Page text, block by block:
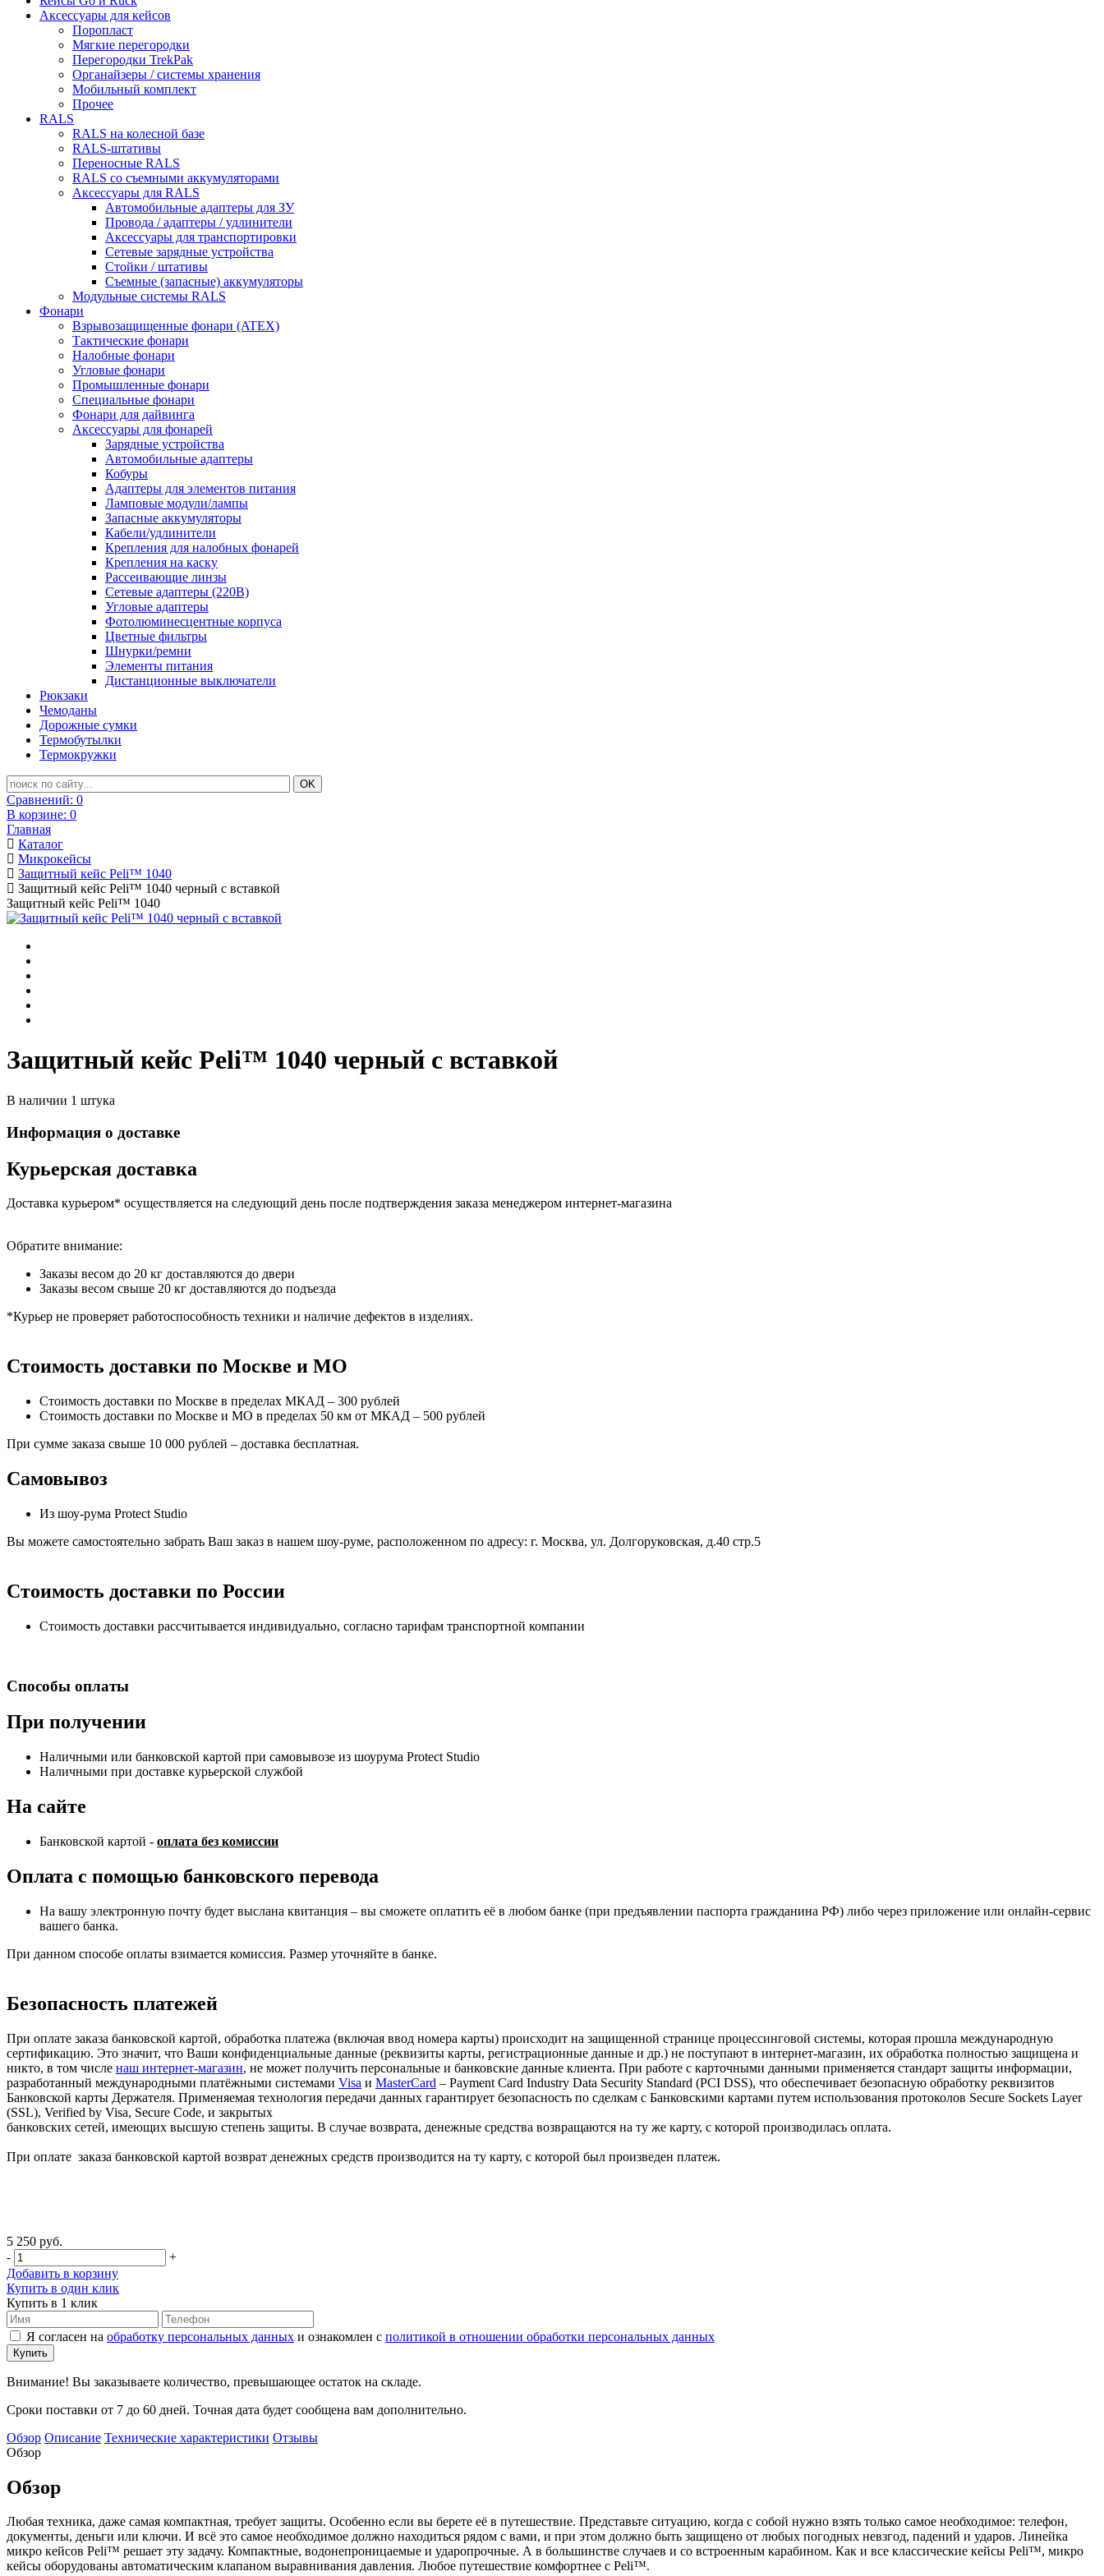
Аксессуары для кейсов
Поропласт
Мягкие перегородки
Перегородки TrekPak
Органайзеры / системы хранения
Мобильный комплект
Прочее
RALS
RALS на колесной базе
RALS-штативы
Переносные RALS
RALS со съемными аккумуляторами
Аксессуары для RALS
Автомобильные адаптеры для ЗУ
Провода / адаптеры / удлинители
Аксессуары для транспортировки
Сетевые зарядные устройства
Стойки / штативы
Съемные (запасные) аккумуляторы
Модульные системы RALS
Фонари
Взрывозащищенные фонари (ATEX)
Тактические фонари
Налобные фонари
Угловые фонари
Промышленные фонари
Специальные фонари
Фонари для дайвинга
Аксессуары для фонарей
Зарядные устройства
Автомобильные адаптеры
Кобуры
Адаптеры для элементов питания
Ламповые модули/лампы
Запасные аккумуляторы
Кабели/удлинители
Крепления для налобных фонарей
Крепления на каску
Рассеивающие линзы
Сетевые адаптеры (220В)
Угловые адаптеры
Фотолюминесцентные корпуса
Цветные фильтры
Шнурки/ремни
Элементы питания
Дистанционные выключатели
Рюкзаки
Чемоданы
Дорожные сумки
Термобутылки
Термокружки
Сравнений: 0
В корзине: 0
Главная
Каталог
Микрокейсы
Защитный кейс Peli™ 1040
Защитный кейс Peli™ 1040 черный с вставкой
Защитный кейс Peli™ 1040
Защитный кейс Peli™ 1040 черный с вставкой
В наличии 1 штука
Информация о доставке
Курьерская доставка
Доставка курьером* осуществляется на следующий день после подтверждения заказа менеджером интернет-магазина
Обратите внимание:
Заказы весом до 20 кг доставляются до двери
Заказы весом свыше 20 кг доставляются до подъезда
*Курьер не проверяет работоспособность техники и наличие дефектов в изделиях.
Стоимость доставки по Москве и МО
Стоимость доставки по Москве в пределах МКАД – 300 рублей
Стоимость доставки по Москве и МО в пределах 50 км от МКАД – 500 рублей
При сумме заказа свыше 10 000 рублей – доставка бесплатная.
Самовывоз
Из шоу-рума Protect Studio
Вы можете самостоятельно забрать Ваш заказ в нашем шоу-руме, расположенном по адресу: г. Москва, ул. Долгоруковская, д.40 стр.5
Стоимость доставки по России
Стоимость доставки рассчитывается индивидуально, согласно тарифам транспортной компании
Способы оплаты
При получении
Наличными или банковской картой при самовывозе из шоурума Protect Studio
Наличными при доставке курьерской службой
На сайте
Банковской картой - оплата без комиссии
Оплата с помощью банковского перевода
На вашу электронную почту будет выслана квитанция – вы сможете оплатить её в любом банке (при предъявлении паспорта гражданина РФ) либо через приложение или онлайн-сервис
вашего банка.
При данном способе оплаты взимается комиссия. Размер уточняйте в банке.
Безопасность платежей
При оплате заказа банковской картой, обработка платежа (включая ввод номера карты) происходит на защищенной странице процессинговой системы, которая прошла международную
сертификацию. Это значит, что Ваши конфиденциальные данные (реквизиты карты, регистрационные данные и др.) не поступают в интернет-магазин, их обработка полностью защищена и
никто, в том числе наш интернет-магазин, не может получить персональные и банковские данные клиента. При работе с карточными данными применяется стандарт защиты информации,
разработанный международными платёжными системами Visa и MasterCard – Payment Card Industry Data Security Standard (PCI DSS), что обеспечивает безопасную обработку реквизитов
Банковской карты Держателя. Применяемая технология передачи данных гарантирует безопасность по сделкам с Банковскими картами путем использования протоколов Secure Sockets Layer
(SSL), Verified by Visa, Secure Code, и закрытых
банковских сетей, имеющих высшую степень защиты. В случае возврата, денежные средства возвращаются на ту же карту, с которой производилась оплата.
При оплате заказа банковской картой возврат денежных средств производится на ту карту, с которой был произведен платеж.
5 250 руб.
-
+
Добавить в корзину
Купить в один клик
Купить в 1 клик
Я согласен на обработку персональных данных и ознакомлен с политикой в отношении обработки персональных данных
Внимание! Вы заказываете количество, превышающее остаток на складе.
Сроки поставки от 7 до 60 дней. Точная дата будет сообщена вам дополнительно.
Обзор Описание Технические характеристики Отзывы
Обзор
Обзор
Любая техника, даже самая компактная, требует защиты. Особенно если вы берете её в путешествие. Представьте ситуацию, когда с собой нужно взять только самое необходимое: телефон,
документы, деньги или ключи. И всё это самое необходимое должно находиться рядом с вами, и при этом должно быть защищено от любых погодных невзгод, падений и ударов. Линейка
микро кейсов Peli™ решает эту задачу. Компактные, водонепроницаемые и ударопрочные. А в большинстве случаев и со встроенным карабином. Как и все классические кейсы Peli™, микро
кейсы оборудованы автоматическим клапаном выравнивания давления. Любое путешествие комфортнее с Peli™.